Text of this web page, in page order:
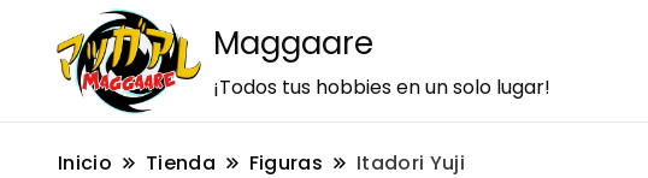
Maggaare
¡Todos tus hobbies en un solo lugar!
Inicio Tienda Figuras Itadori Yuji